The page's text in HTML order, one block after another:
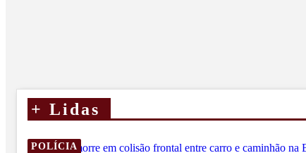
+ Lidas
POLÍCIA